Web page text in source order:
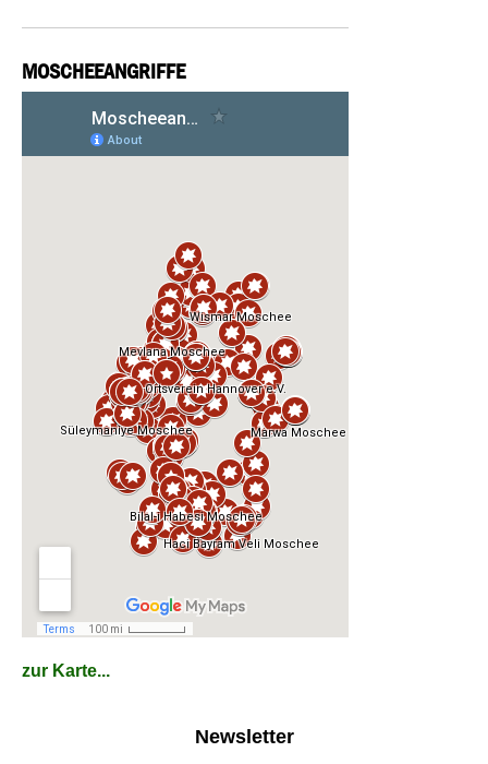
MOSCHEEANGRIFFE
zur Karte...
Newsletter